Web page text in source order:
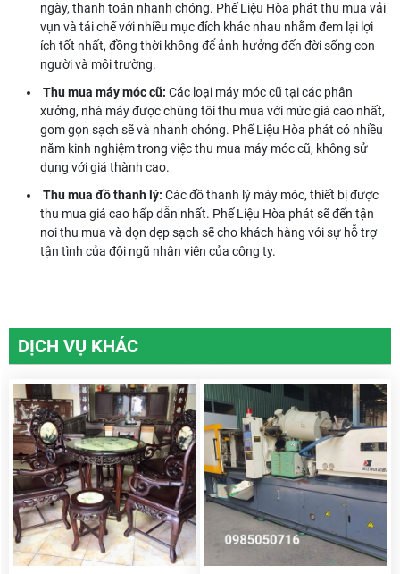
ngày, thanh toán nhanh chóng. Phế Liệu Hòa phát thu mua vải
vụn và tái chế với nhiều mục đích khác nhau nhằm đem lại lợi
ích tốt nhất, đồng thời không để ảnh hưởng đến đời sống con
người và môi trường.
Thu mua máy móc cũ: Các loại máy móc cũ tại các phân
xưởng, nhà máy được chúng tôi thu mua với mức giá cao nhất,
gom gọn sạch sẽ và nhanh chóng. Phế Liệu Hòa phát có nhiều
năm kinh nghiệm trong việc thu mua máy móc cũ, không sử
dụng với giá thành cao.
Thu mua đồ thanh lý: Các đồ thanh lý máy móc, thiết bị được
thu mua giá cao hấp dẫn nhất. Phế Liệu Hòa phát sẽ đến tận
nơi thu mua và dọn dẹp sạch sẽ cho khách hàng với sự hỗ trợ
tận tình của đội ngũ nhân viên của công ty.
DỊCH VỤ KHÁC